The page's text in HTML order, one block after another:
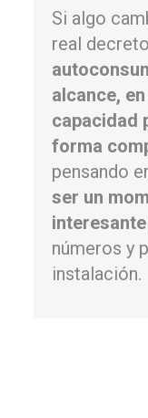
Si algo
real
alcance,
capacidad
forma
pensando
ser un
interesante
números y
instalación.